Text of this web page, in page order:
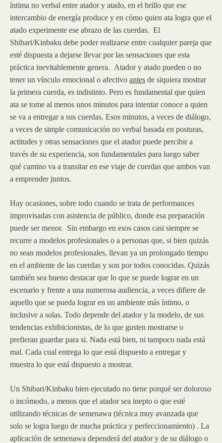
íntima no verbal entre atador y atado, en el brillo que ese
intercambio de energía produce y en cómo quien ata logra que el
atado experimente ese abrazo de las cuerdas. El
Shibari/Kinbaku debe poder realizarse entre cualquier pareja que
esté dispuesta a dejarse llevar por las sensaciones que esta
práctica inevitablemente genera. Atador y atado pueden o no
tener un vínculo emocional o afectivo antes de siquiera mostrar
la primera cuerda, es indistinto. Pero es fundamental que quien
ata se tome al menos unos minutos para intentar conoce a quien
se va a entregar a sus cuerdas. Esos minutos, a veces de diálogo,
a veces de simple comunicación no verbal basada en posturas,
actitudes y otras sensaciones que el atador puede percibir a
través de su experiencia, son fundamentales para luego saber
qué camino va a transitar en ese viaje de cuerdas que ambos van
a emprender juntos.
Hay ocasiones, sobre todo cuando se trata de performances
improvisadas con asistencia de público, donde esa preparación
puede ser menor. Sin embargo en esos casos casi siempre se
recurre a modelos profesionales o a personas que, si bien quizás
no sean modelos profesionales, llevan ya un prolongado tiempo
en el ambiente de las cuerdas y son por todos conocidas. Quizás
también sea bueno destacar que lo que se puede lograr en un
escenario y frente a una numerosa audiencia, a veces difiere de
aquello que se pueda lograr en un ambiente más íntimo, o
inclusive a solas. Todo depende del atador y la modelo, de sus
tendencias exhibicionistas, de lo que gusten mostrarse o
prefieran guardar para si. Nada está bien, ni tampoco nada está
mal. Cada cual entrega lo que está dispuesto a entregar y
muestra lo que está dispuesto a mostrar.
Un Shibari/Kinbaku bien ejecutado no tiene porqué ser doloroso
o incómodo, a menos que el atador sea inepto o que esté
utilizando técnicas de semenawa (técnica muy avanzada que
solo se logra luego de mucha práctica y perfeccionamiento) . La
aplicación de semenawa dependerá del atador y de su diálogo o